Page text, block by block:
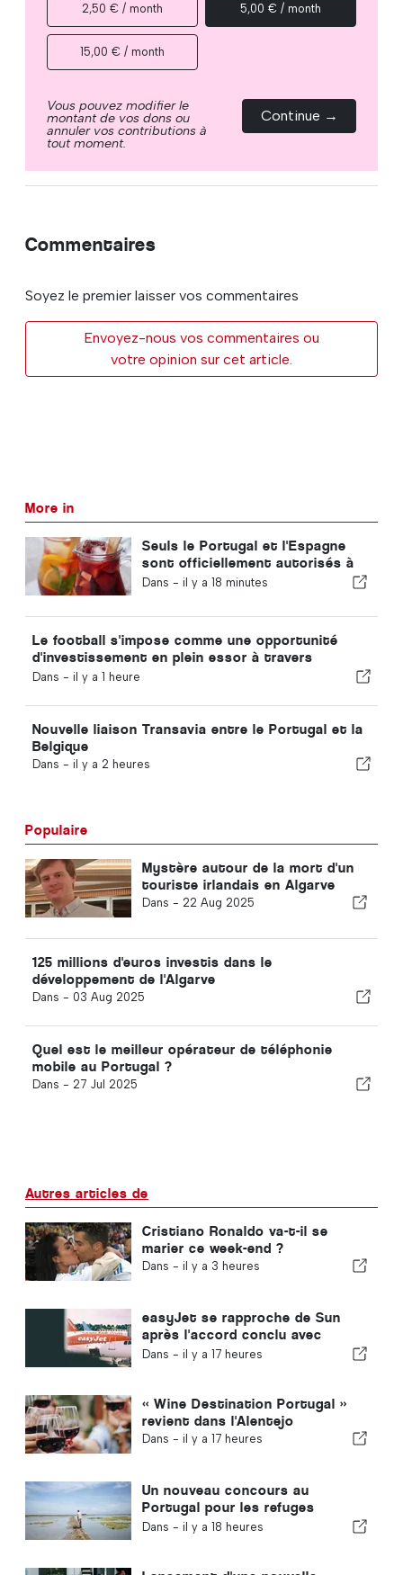
2,50 € / month 5,00 € / month
15,00 € / month
Vous pouvez modifier le
montant de vos dons ou
annuler vos contributions à
tout moment.
Continue →
Commentaires
Soyez le premier laisser vos commentaires
Envoyez-nous vos commentaires ou
votre opinion sur cet article.
More in
Seuls le Portugal et l'Espagne
sont officiellement autorisés à
commercialiser la « sangria »
Dans - il y a 18 minutes
Le football s'impose comme une opportunité
d'investissement en plein essor à travers
l'Europe
Dans - il y a 1 heure
Nouvelle liaison Transavia entre le Portugal et la
Belgique
Dans - il y a 2 heures
Populaire
Mystère autour de la mort d'un
touriste irlandais en Algarve
Dans - 22 Aug 2025
125 millions d'euros investis dans le
développement de l'Algarve
Dans - 03 Aug 2025
Quel est le meilleur opérateur de téléphonie
mobile au Portugal ?
Dans - 27 Jul 2025
Autres articles de
Cristiano Ronaldo va-t-il se
marier ce week-end ?
Dans - il y a 3 heures
easyJet se rapproche de Sun
après l'accord conclu avec
Apollo
Dans - il y a 17 heures
« Wine Destination Portugal »
revient dans l'Alentejo
Dans - il y a 17 heures
Un nouveau concours au
Portugal pour les refuges
climatiques
Dans - il y a 18 heures